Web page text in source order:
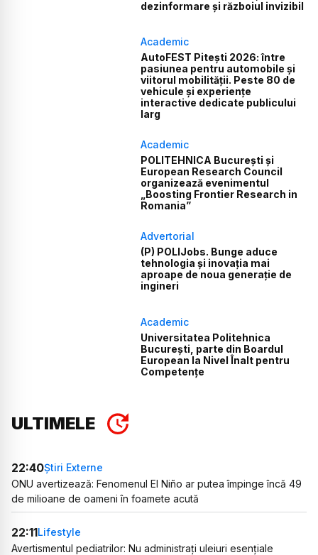
dezinformare și războiul invizibil
Academic
AutoFEST Pitești 2026: între
pasiunea pentru automobile și
viitorul mobilității. Peste 80 de
vehicule și experiențe
interactive dedicate publicului
larg
Academic
POLITEHNICA București și
European Research Council
organizează evenimentul
„Boosting Frontier Research in
Romania”
Advertorial
(P) POLIJobs. Bunge aduce
tehnologia și inovația mai
aproape de noua generație de
ingineri
Academic
Universitatea Politehnica
București, parte din Boardul
European la Nivel Înalt pentru
Competențe
ULTIMELE
22:40Știri Externe
ONU avertizează: Fenomenul El Niño ar putea împinge încă 49
de milioane de oameni în foamete acută
22:11Lifestyle
Avertismentul pediatrilor: Nu administrați uleiuri esențiale